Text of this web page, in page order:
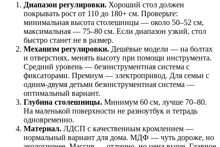
Диапазон регулировки. Хороший стол должен
покрывать рост от 110 до 180+ см. Проверьте:
минимальная высота столешницы — около 50–52 см,
максимальная — 75–80 см. Если диапазон узкий, стол
быстро станет не в размер.
Механизм регулировки. Дешёвые модели — на болтах
и отверстиях, менять высоту при помощи инструмента.
Средний уровень — безинструментная система с
фиксаторами. Премиум — электропривод. Для семьи с
одним-двумя детьми безинструментная система —
оптимальный вариант.
Глубина столешницы. Минимум 60 см, лучше 70–80.
На маленькой поверхности не разноутбук и тетрадь
одновременно.
Материал. ЛДСП с качественным кромлением —
нормальный вариант для дома. МДФ — чуть дороже, но